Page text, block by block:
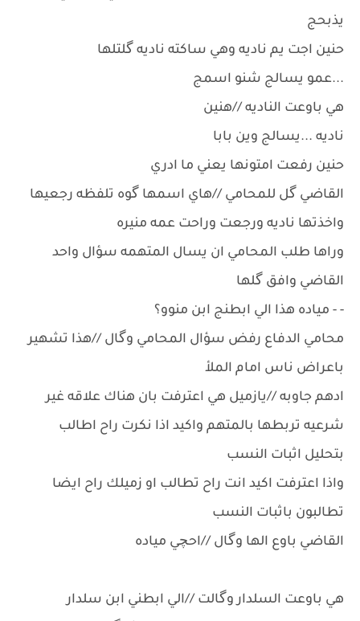
يذبحج
حنين اجت يم ناديه وهي ساكته ناديه گلتلها
...عمو يسالج شنو اسمج
هي باوعت الناديه //هنين
ناديه ...يسالج وين بابا
حنين رفعت امتونها يعني ما ادري
القاضي گل للمحامي //هاي اسمها گوه تلفظه رجعيها
واخذتها ناديه ورجعت وراحت عمه منيره
وراها طلب المحامي ان يسال المتهمه سؤال واحد
القاضي وافق گلها
- - مياده هذا الي ابطنج ابن منوو؟
محامي الدفاع رفض سؤال المحامي وگال //هذا تشهير
باعراض ناس امام الملأ
ادهم جاوبه //يازميل هي اعترفت بان هناك علاقه غير
شرعيه تربطها بالمتهم واكيد اذا نكرت راح اطالب
بتحليل اثبات النسب
واذا اعترفت اكيد انت راح تطالب او زميلك راح ايضا
تطالبون باثبات النسب
القاضي باوع الها وگال //احچي مياده
هي باوعت السلدار وگالت //الي ابطني ابن سلدار